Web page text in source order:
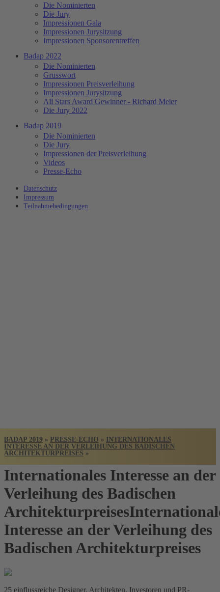
Die Nominierten
Die Jury
Impressionen Gala
Impressionen Jurysitzung
Impressionen Sponsorentreffen
Badap 2022
Die Nominierten
Grusswort
Impressionen Preisverleihung
Impressionen Jurysitzung
All Stars Award Gewinner - Richard Meier
Die Jury 2022
Badap 2019
Die Nominierten
Die Jury
Impressionen der Preisverleihung
Videos
Presse-Echo
Datenschutz
Impressum
Teilnahmebedingungen
BADAP 2019 » PRESSE-ECHO » INTERNATIONALES
INTERESSE AN DER VERLEIHUNG DES BADISCHEN
ARCHITEKTURPREISES »
Internationales Interesse an der
Verleihung des Badischen
Architekturpreises
Interesse an der Verleihung des
Badischen Architekturpreises
25 einflussreiche Designer, Architekten, Investoren und PR-